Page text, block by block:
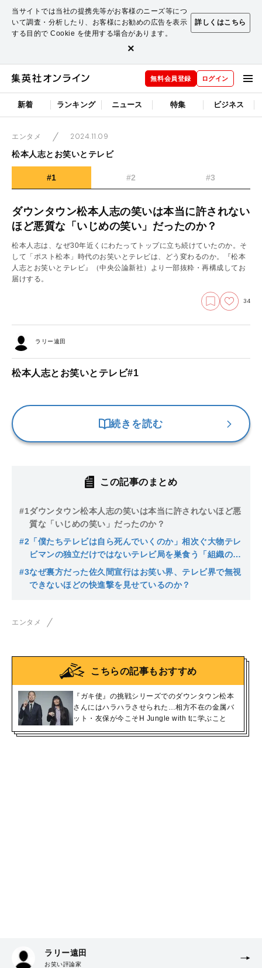
当サイトでは当社の提携先等がお客様のニーズ等につ
いて調査・分析したり、お客様にお勧めの広告を表示
する目的で Cookie を使用する場合があります。
詳しくはこちら
×
無料会員登録 ログイン
新着 ランキング ニュース 特集 ビジネス
エンタメ
2024.11.09
松本人志とお笑いとテレビ
#1 #2 #3
ダウンタウン松本人志の笑いは本当に許されない
ほど悪質な「いじめの笑い」だったのか？
松本人志は、なぜ30年近くにわたってトップに立ち続けていたのか。そ
して「ポスト松本」時代のお笑いとテレビは、どう変わるのか。『松本
人志とお笑いとテレビ』（中央公論新社）より一部抜粋・再構成してお
届けする。
34
ラリー遠田
松本人志とお笑いとテレビ#1
続きを読む
この記事のまとめ
#1ダウンタウン松本人志の笑いは本当に許されないほど悪
質な「いじめの笑い」だったのか？
#2 「僕たちテレビは自ら死んでいくのか」相次ぐ大物テレ
ビマンの独立だけではないテレビ局を巣食う「組織の論
理」の息苦しさ
#3なぜ裏方だった佐久間宣行はお笑い界、テレビ界で無視
できないほどの快進撃を見せているのか？
エンタメ
こちらの記事もおすすめ
『ガキ使』の挑戦シリーズでのダウンタウン松本
さんにはハラハラさせられた…相方不在の金属バ
ット・友保が今こそH Jungle with tに学ぶこと
ラリー遠田
お笑い評論家